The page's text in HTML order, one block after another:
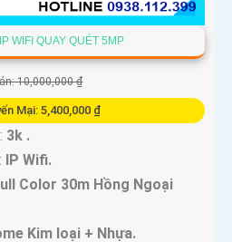
WIFI QUAY QUÉT 5MP
10,000,000 ₫
Mại: 5,400,000 ₫
3k .
IP Wifi.
Color 30m Hồng Ngoại
Kim loại + Nhựa.